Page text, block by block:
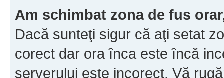
Am schimbat zona de fus
Dacă sunteţi sigur că aţi setat
corect dar ora înca este încă
serverului este incorect. Vă